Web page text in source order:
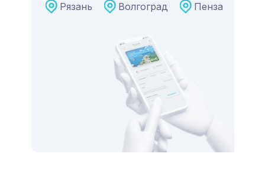
Рязань
Волгоград Пенза